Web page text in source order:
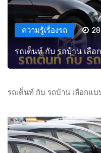
ความรู้เรื่องรถ
รถเต็นท์ กับ รถบ้าน เลือ
รถเต็นท์ กับ รถบ้าน เลือกแ